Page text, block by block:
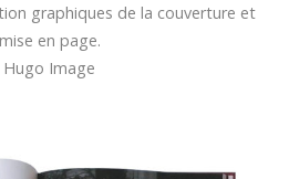
graphiques de la couverture et
mise en page.
Hugo Image